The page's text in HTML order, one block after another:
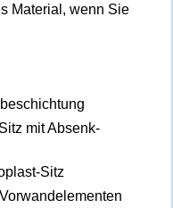
Material, wenn Sie
mit Absenk-
Sitz